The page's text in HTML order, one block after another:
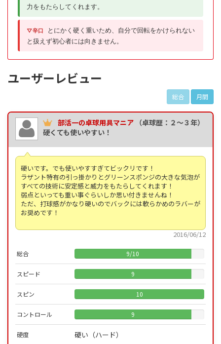
力をもたらしてくれます。
▽辛口
とにかく硬く重いため、自分で回転をかけられない
と扱えず初心者には向きません。
ユーザーレビュー
総合 月間
部活一の卓球用具マニア （卓球歴：２～３年）
硬くても使いやすい！
硬いです。でも使いやすすぎてビックリです！
ラザント特有の引っ掛かりとグリーンスポンジの大きな気泡が
すべての技術に安定感と威力をもたらしてくれます！
弱点といっても重い事ぐらいしか思い付きませんね！
ただ、打球感がかなり硬いのでバックには軟らかめのラバーが
お奨めです！
2016/06/12
総合 9/10
スピード 9
スピン 10
コントロール 9
硬度 硬い（ハード）